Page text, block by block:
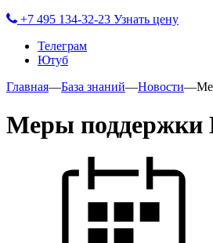
+7 495 134-32-23 Узнать цену
Телеграм
Ютуб
Главная—База знаний—Новости—
Меры поддержки